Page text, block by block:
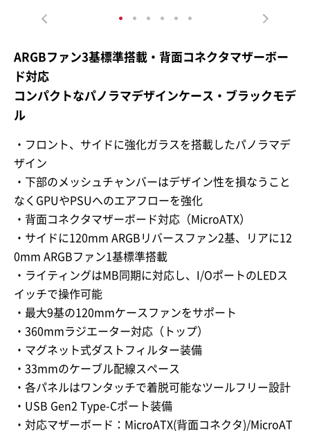
ARGBファン3基標準搭載・背面コネクタマザーボー
ド対応
コンパクトなパノラマデザインケース・ブラックモデ
ル
・フロント、サイドに強化ガラスを搭載したパノラマデ
ザイン
・下部のメッシュチャンバーはデザイン性を損なうこと
なくGPUやPSUへのエアフローを強化
・背面コネクタマザーボード対応（MicroATX）
・サイドに120mm ARGBリバースファン2基、リアに12
0mm ARGBファン1基標準搭載
・ライティングはMB同期に対応し、I/OポートのLEDス
イッチで操作可能
・最大9基の120mmケースファンをサポート
・360mmラジエーター対応（トップ）
・マグネット式ダストフィルター装備
・33mmのケーブル配線スペース
・各パネルはワンタッチで着脱可能なツールフリー設計
・USB Gen2 Type-Cポート装備
・対応マザーボード：MicroATX(背面コネクタ)/MicroAT